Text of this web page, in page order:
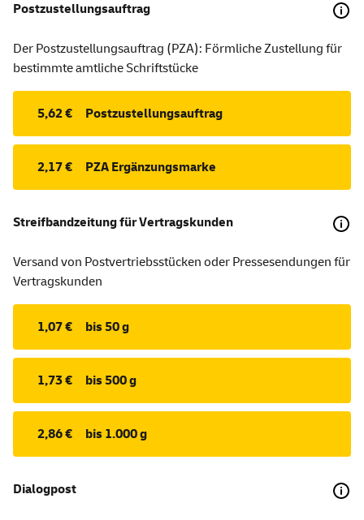
Postzustellungsauftrag
Der Postzustellungsauftrag (PZA): Förmliche Zustellung für
bestimmte amtliche Schriftstücke
5,62 € Postzustellungsauftrag
2,17 € PZA Ergänzungsmarke
Streifbandzeitung für Vertragskunden
Versand von Postvertriebsstücken oder Pressesendungen für
Vertragskunden
1,07 € bis 50 g
1,73 € bis 500 g
2,86 € bis 1.000 g
Dialogpost